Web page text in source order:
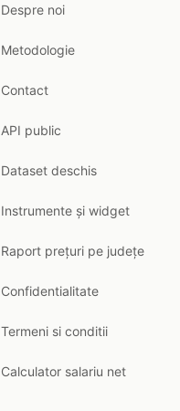
Despre noi
Metodologie
Contact
API public
Dataset deschis
Instrumente și widget
Raport prețuri pe județe
Confidentialitate
Termeni si conditii
Calculator salariu net